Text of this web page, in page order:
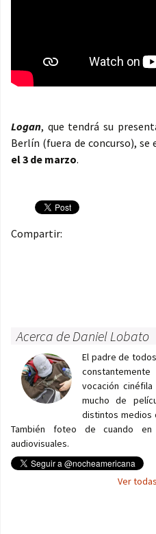
Logan, que tendrá su
Berlín (fuera de concurso),
el 3 de marzo.
Compartir:
Acerca de Daniel Lobato
El padre de
vocación
mucho de
distintos medios
También foteo de cuando
audiovisuales.
Ver